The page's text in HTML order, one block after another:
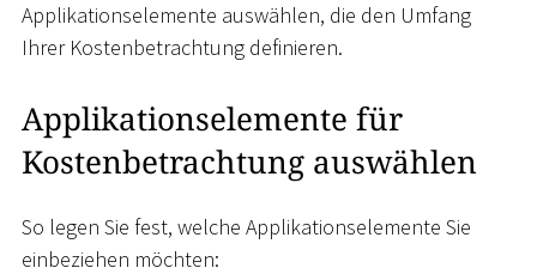
Applikationselemente auswählen, die den Umfang
Ihrer Kostenbetrachtung definieren.
Applikationselemente für
Kostenbetrachtung auswählen
So legen Sie fest, welche Applikationselemente Sie
einbeziehen möchten: